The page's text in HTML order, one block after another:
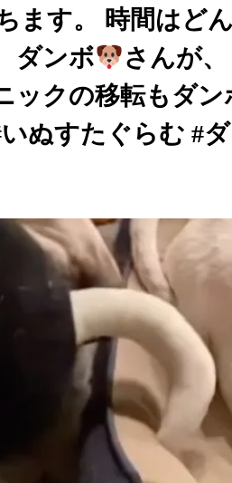
ます。 時間はど
ダンボ
さんが
ックの移転もダン
ぬすたぐらむ #